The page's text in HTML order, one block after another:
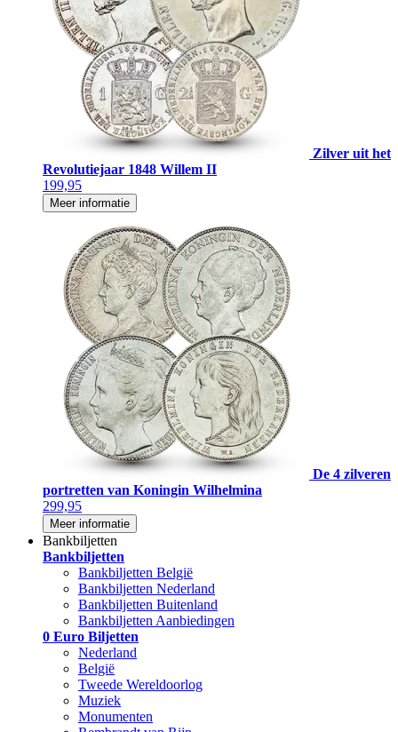
Zilver uit het
Revolutiejaar 1848 Willem II
199,95
Meer informatie
De 4 zilveren
portretten van Koningin Wilhelmina
299,95
Meer informatie
Bankbiljetten
Bankbiljetten
Bankbiljetten België
Bankbiljetten Nederland
Bankbiljetten Buitenland
Bankbiljetten Aanbiedingen
0 Euro Biljetten
Nederland
België
Tweede Wereldoorlog
Muziek
Monumenten